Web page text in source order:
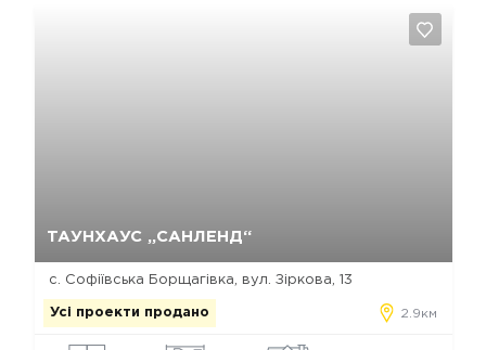
ТАУНХАУС „САНЛЕНД“
с. Софіївська Борщагівка, вул. Зіркова, 13
Усі проекти продано 2.9км